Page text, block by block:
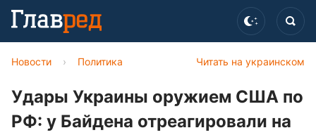
Читать на украинском
Новости › Политика
Удары Украины оружием США по
РФ: у Байдена отреагировали на